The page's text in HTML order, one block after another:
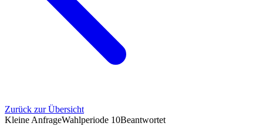
Zurück zur Übersicht
Kleine AnfrageWahlperiode 10Beantwortet